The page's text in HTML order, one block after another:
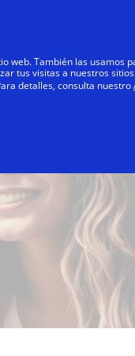
web. También las usamos
tus visitas a nuestros
detalles, consulta nuestro